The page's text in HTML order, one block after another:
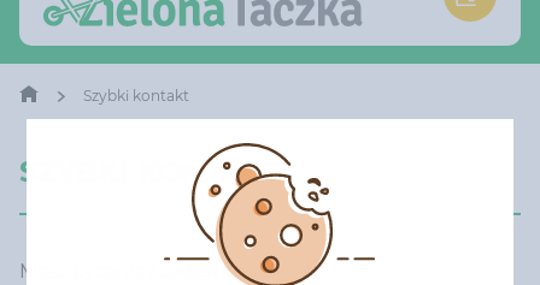
Szybki kontakt
SZYBKI KONTAKT
Masz pytania? zadzwoń do nas: